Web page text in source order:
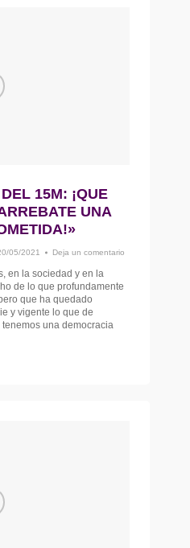
15M: ¡QUE
UNA
05/2021 Deja un comentario
en la sociedad y en la
de lo que profundamente
que ha quedado
y vigente lo que de
una democracia